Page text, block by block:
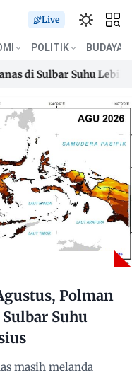
Live
POLITIK BUDAYA
Sulbar Suhu Lebih Dari
Sulbar Suhu Lebih Dari
Polman
Suhu
masih melanda